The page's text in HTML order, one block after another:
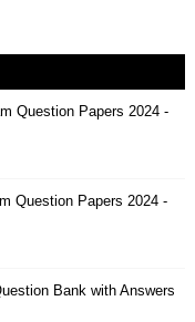
Question Papers 2024 -
Question Papers 2024 -
Bank with Answers